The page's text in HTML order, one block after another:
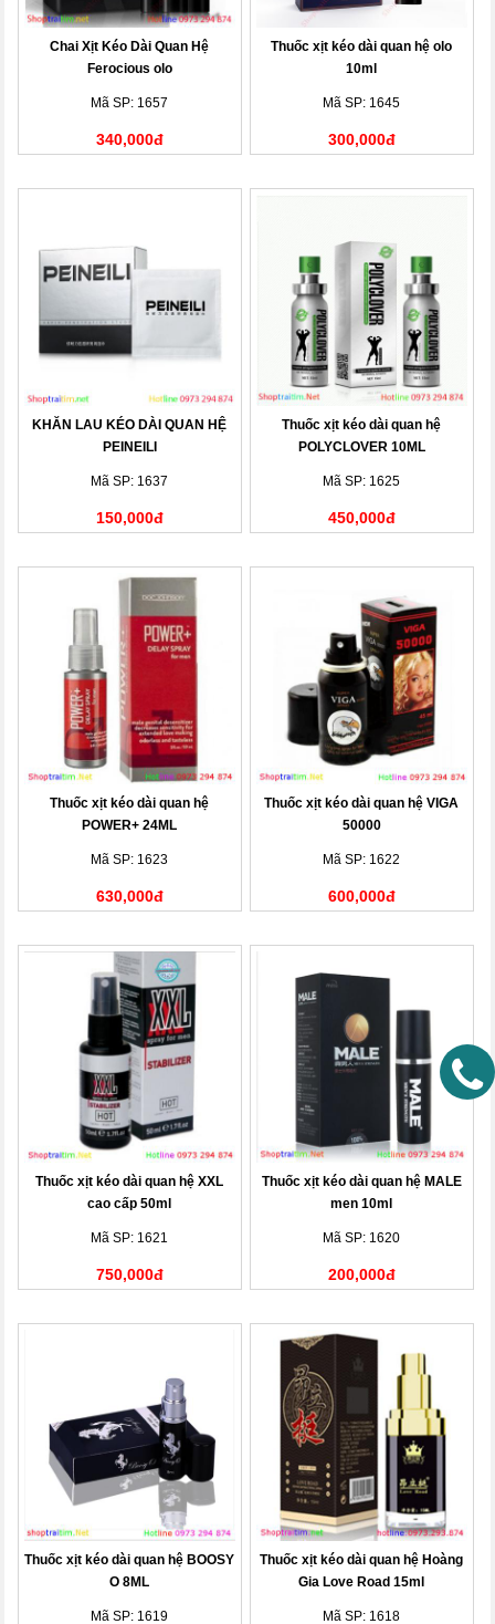
Chai Xịt Kéo Dài Quan Hệ
Ferocious olo
Mã SP: 1657
340,000đ
Thuốc xịt kéo dài quan hệ olo
10ml
Mã SP: 1645
300,000đ
KHĂN LAU KÉO DÀI QUAN HỆ
PEINEILI
Mã SP: 1637
150,000đ
Thuốc xịt kéo dài quan hệ
POLYCLOVER 10ML
Mã SP: 1625
450,000đ
Thuốc xịt kéo dài quan hệ
POWER+ 24ML
Mã SP: 1623
630,000đ
Thuốc xịt kéo dài quan hệ VIGA
50000
Mã SP: 1622
600,000đ
Thuốc xịt kéo dài quan hệ XXL
cao cấp 50ml
Mã SP: 1621
750,000đ
Thuốc xịt kéo dài quan hệ MALE
men 10ml
Mã SP: 1620
200,000đ
Thuốc xịt kéo dài quan hệ BOOSY
O 8ML
Mã SP: 1619
Thuốc xịt kéo dài quan hệ Hoàng
Gia Love Road 15ml
Mã SP: 1618